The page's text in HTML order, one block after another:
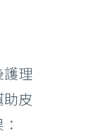
理
皮